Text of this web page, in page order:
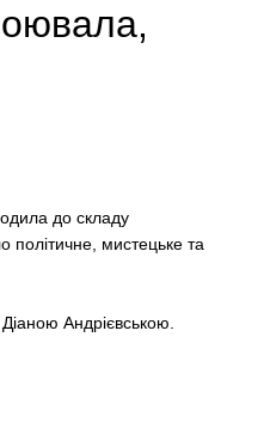
до складу
політичне, мистецьке та
Андрієвською.